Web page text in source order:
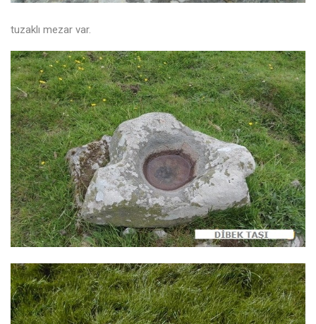
tuzaklı mezar var.